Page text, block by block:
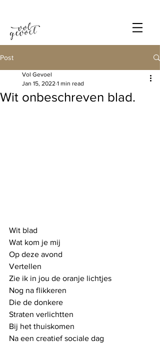
Post
Wit onbeschreven blad.
Vol Gevoel
Jan 15, 2022 1 min read
Wit blad
Wat kom je mij
Op deze avond
Vertellen
Zie ik in jou de oranje lichtjes
Nog na flikkeren
Die de donkere
Straten verlichtten
Bij het thuiskomen
Na een creatief sociale dag